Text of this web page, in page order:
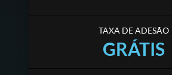
TAXA DE ADESÃO
GRÁTIS